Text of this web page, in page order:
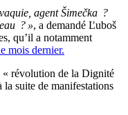
agent Šimečka ?
? », a demandé Ľuboš
qu’il a notamment
mois dernier.
révolution de la Dignité
suite de manifestations